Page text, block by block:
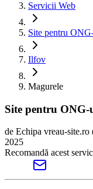
Servicii Web
Site pentru
Ilfov
Magurele
Site pentru
de Echipa vreau-site.ro
2025
Recomandă acest